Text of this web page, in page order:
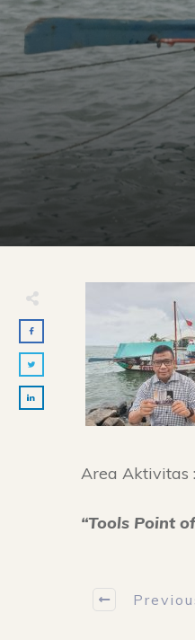
Area Aktivitas :
“Tools Point